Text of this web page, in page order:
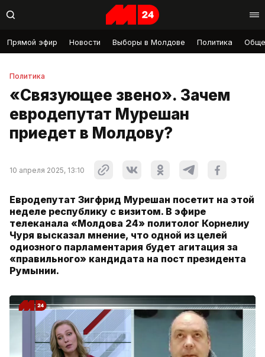
Прямой эфир Новости Выборы в Молдове Политика
Политика
«Связующее звено». Зачем
евродепутат Мурешан
приедет в Молдову?
10 апреля 2025, 13:10
Евродепутат Зигфрид Мурешан посетит на этой
неделе республику с визитом. В эфире
телеканала «Молдова 24» политолог Корнелиу
Чуря высказал мнение, что одной из целей
одиозного парламентария будет агитация за
«правильного» кандидата на пост президента
Румынии.